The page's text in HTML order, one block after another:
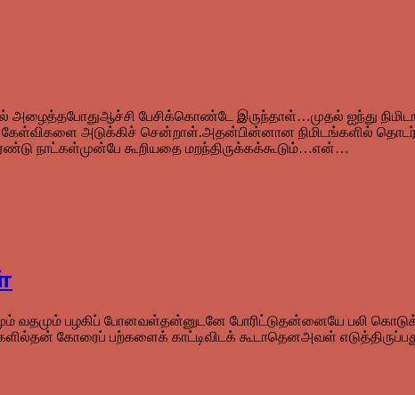
அழைத்தபோதுஆச்சி பேசிக்கொண்டே இருந்தாள்…முதல் ஐந்து
கேள்விகளை அடுக்கிச் சென்றாள்.அதன்பின்னான நிமிடங்களில்
நாட்கள்முன்பே கூறியதை மறந்திருக்கக்கூடும்…என்…
வதமும் பழகிப் போனவள்தன்னுடனே போரிட்டுதன்னையே பலி
கோரைப் பற்களைக் காட்டிவிடக் கூடாதெனஅவள்